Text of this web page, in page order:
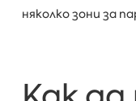
няколко зони за